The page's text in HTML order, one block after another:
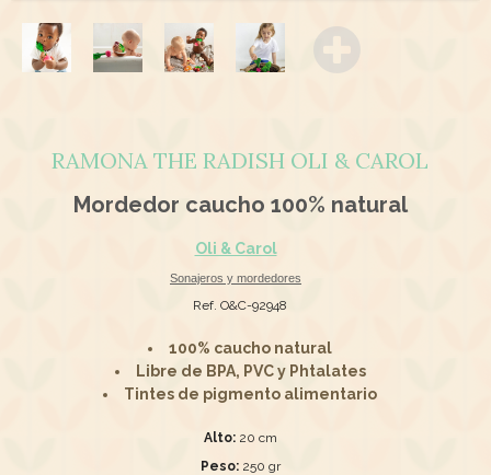
RAMONA THE RADISH OLI & CAROL
Mordedor caucho 100% natural
Oli & Carol
Sonajeros y mordedores
Ref. O&C-92948
100% caucho natural
Libre de BPA, PVC y Phtalates
Tintes de pigmento alimentario
Alto: 20 cm
Peso: 250 gr